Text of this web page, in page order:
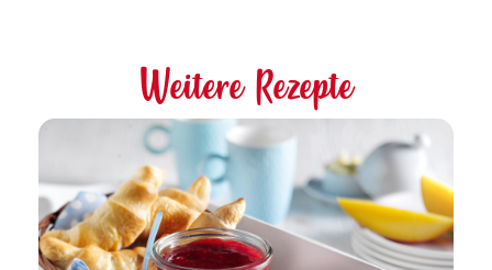
Weitere Rezepte